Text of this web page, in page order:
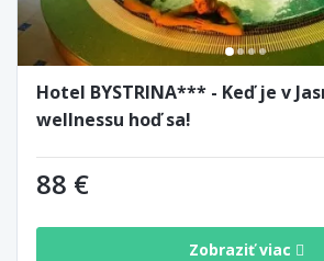
Hotel BYSTRINA*** - Keď je v
wellnessu hoď sa!
88 €
Zobraziť viac